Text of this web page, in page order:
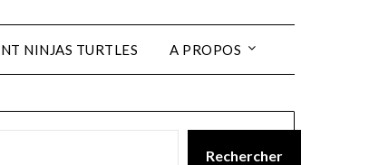
NINJAS TURTLES A PROPOS
Rechercher